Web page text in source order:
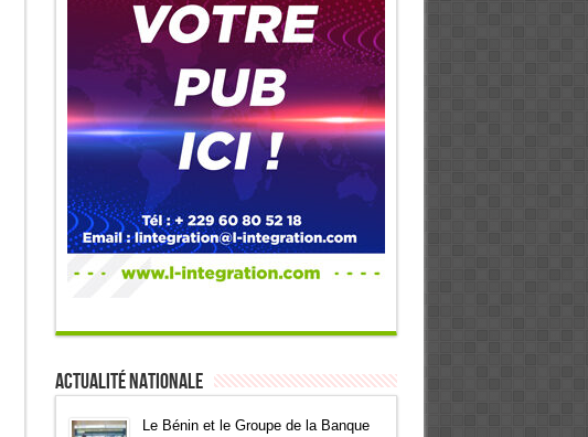
Actualité Nationale
Le Bénin et le Groupe de la Banque